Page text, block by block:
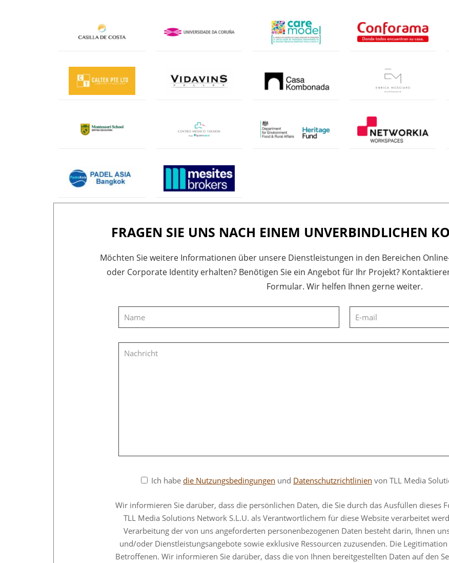
FRAGEN SIE UNS NACH EINEM UNVERBINDLICHEN
Möchten Sie weitere Informationen über unsere Dienstleistungen in den Bereichen
oder Corporate Identity erhalten? Benötigen Sie ein Angebot für Ihr Projekt?
Formular. Wir helfen Ihnen gerne weiter.
Ich habe die Nutzungsbedingungen und Datenschutzrichtlinien von TLL Media
Wir informieren Sie darüber, dass die persönlichen Daten, die Sie durch das Ausfüllen dieses
TLL Media Solutions Network S.L.U. als Verantwortlichem für diese Website verarbeitet
Verarbeitung der von uns angeforderten personenbezogenen Daten besteht darin, Ihnen
und/oder Dienstleistungsangebote sowie exklusive Ressourcen zuzusenden. Die
Betroffenen. Wir informieren Sie darüber, dass die von Ihnen bereitgestellten Daten auf den